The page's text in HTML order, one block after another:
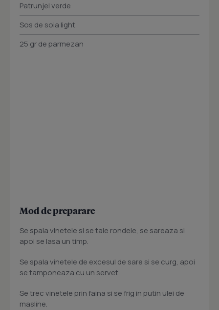
Patrunjel verde
Sos de soia light
25 gr de parmezan
Mod de preparare
Se spala vinetele si se taie rondele, se sareaza si
apoi se lasa un timp.
Se spala vinetele de excesul de sare si se curg, apoi
se tamponeaza cu un servet.
Se trec vinetele prin faina si se frig in putin ulei de
masline.